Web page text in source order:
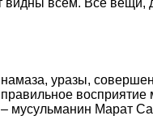
видны всем. Все
уразы,
мусульманин Марат